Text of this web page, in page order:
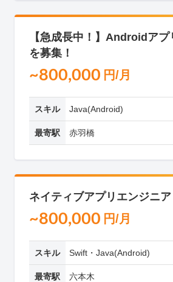
【急成長中！】Androidア
を募集！
~800,000 円/月
スキル Java(Android)
最寄駅 赤羽橋
ネイティブアプリエンジニア
~800,000 円/月
スキル Swift・Java(Android)
最寄駅 六本木